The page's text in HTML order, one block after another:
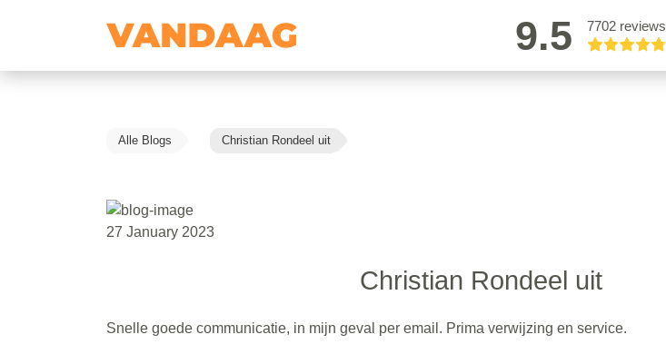
9.5 7702 reviews
Alle Blogs Christian Rondeel uit
27 January 2023
Christian Rondeel uit
Snelle goede communicatie, in mijn geval per email. Prima verwijzing en service.